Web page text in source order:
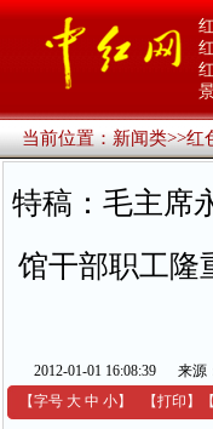
当前位置：新闻类>>红
特稿：毛主席
馆干部职工隆
2012-01-01 16:08:39 来源
【字号 大 中 小】 【打印 】 【